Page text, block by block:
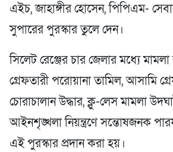
এইচ, জাহাঙ্গীর হোসেন, পিপিএম-
সুপারের পুরস্কার তুলে দেন।
সিলেট রেঞ্জের চার জেলার মধ্যে
গ্রেফতারী পরোয়ানা তামিল, আসামি
চোরাচালান উদ্ধার, ক্লু-লেস মামলা
আইনশৃঙ্খলা নিয়ন্ত্রণে সন্তোষজনক
এই পুরস্কার প্রদান করা হয়।